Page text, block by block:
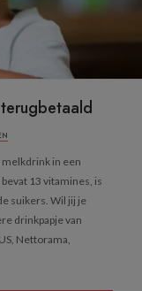
melkdrink in een
13 vitamines, is
suikers. Wil jij je
drinkpapje van
Nettorama,